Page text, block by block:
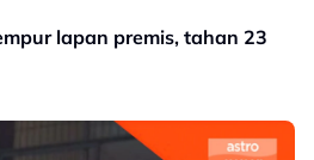
lapan premis, tahan 23